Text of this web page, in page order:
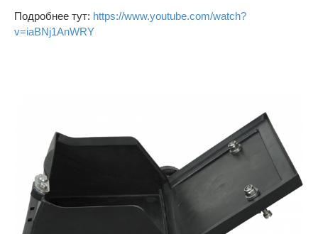
Подробнее тут: https://www.youtube.com/watch?
v=iaBNj1AnWRY